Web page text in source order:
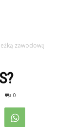
zawodową
0